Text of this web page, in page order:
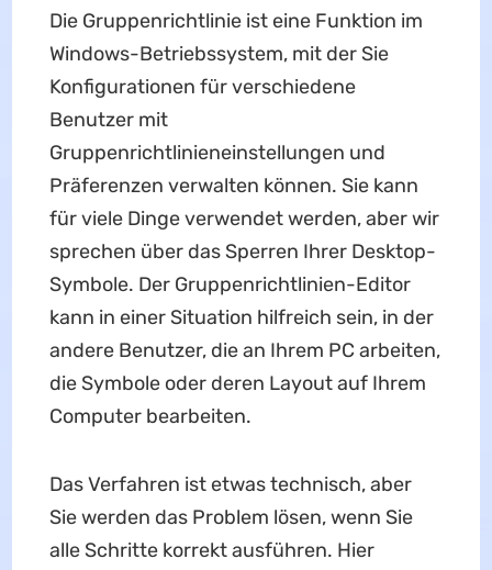
Die Gruppenrichtlinie ist eine Funktion im
Windows-Betriebssystem, mit der Sie
Konfigurationen für verschiedene
Benutzer mit
Gruppenrichtlinieneinstellungen und
Präferenzen verwalten können. Sie kann
für viele Dinge verwendet werden, aber wir
sprechen über das Sperren Ihrer Desktop-
Symbole. Der Gruppenrichtlinien-Editor
kann in einer Situation hilfreich sein, in der
andere Benutzer, die an Ihrem PC arbeiten,
die Symbole oder deren Layout auf Ihrem
Computer bearbeiten.
Das Verfahren ist etwas technisch, aber
Sie werden das Problem lösen, wenn Sie
alle Schritte korrekt ausführen. Hier